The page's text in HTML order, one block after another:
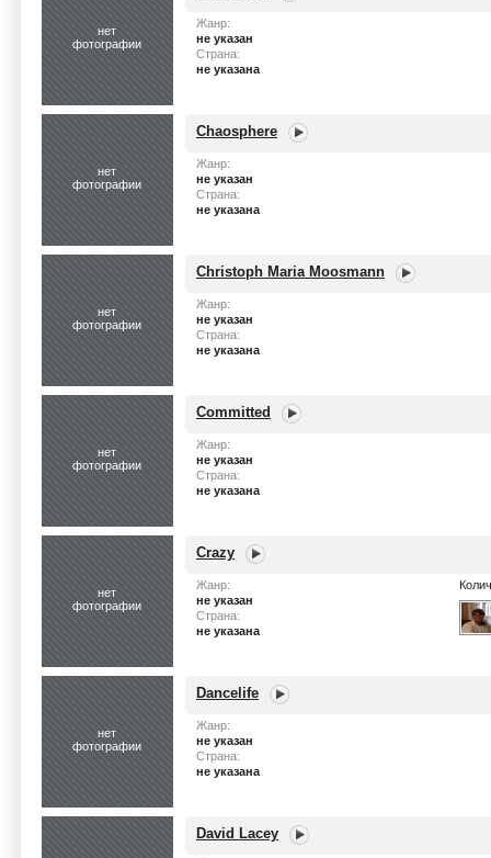
нет
фотографии
Жанр:
не указан
Страна:
не указана
нет
фотографии
Chaosphere
Жанр:
не указан
Страна:
не указана
нет
фотографии
Christoph Maria Moosmann
Жанр:
не указан
Страна:
не указана
нет
фотографии
Committed
Жанр:
не указан
Страна:
не указана
нет
фотографии
Crazy
Жанр:
не указан
Страна:
не указана
нет
фотографии
Dancelife
Жанр:
не указан
Страна:
не указана
David Lacey